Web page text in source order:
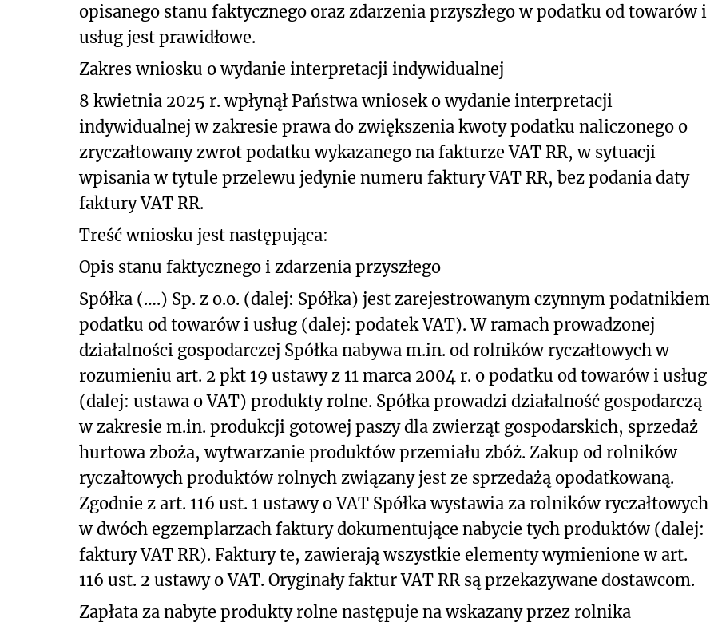
opisanego stanu faktycznego oraz zdarzenia przyszłego w podatku od towarów i
usług jest prawidłowe.
Zakres wniosku o wydanie interpretacji indywidualnej
8 kwietnia 2025 r. wpłynął Państwa wniosek o wydanie interpretacji
indywidualnej w zakresie prawa do zwiększenia kwoty podatku naliczonego o
zryczałtowany zwrot podatku wykazanego na fakturze VAT RR, w sytuacji
wpisania w tytule przelewu jedynie numeru faktury VAT RR, bez podania daty
faktury VAT RR.
Treść wniosku jest następująca:
Opis stanu faktycznego i zdarzenia przyszłego
Spółka (….) Sp. z o.o. (dalej: Spółka) jest zarejestrowanym czynnym podatnikiem
podatku od towarów i usług (dalej: podatek VAT). W ramach prowadzonej
działalności gospodarczej Spółka nabywa m.in. od rolników ryczałtowych w
rozumieniu art. 2 pkt 19 ustawy z 11 marca 2004 r. o podatku od towarów i usług
(dalej: ustawa o VAT) produkty rolne. Spółka prowadzi działalność gospodarczą
w zakresie m.in. produkcji gotowej paszy dla zwierząt gospodarskich, sprzedaż
hurtowa zboża, wytwarzanie produktów przemiału zbóż. Zakup od rolników
ryczałtowych produktów rolnych związany jest ze sprzedażą opodatkowaną.
Zgodnie z art. 116 ust. 1 ustawy o VAT Spółka wystawia za rolników ryczałtowych
w dwóch egzemplarzach faktury dokumentujące nabycie tych produktów (dalej:
faktury VAT RR). Faktury te, zawierają wszystkie elementy wymienione w art.
116 ust. 2 ustawy o VAT. Oryginały faktur VAT RR są przekazywane dostawcom.
Zapłata za nabyte produkty rolne następuje na wskazany przez rolnika